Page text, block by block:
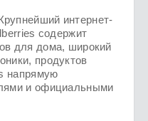
интернет-
содержит
для дома, широкий
продуктов
напрямую
и официальными